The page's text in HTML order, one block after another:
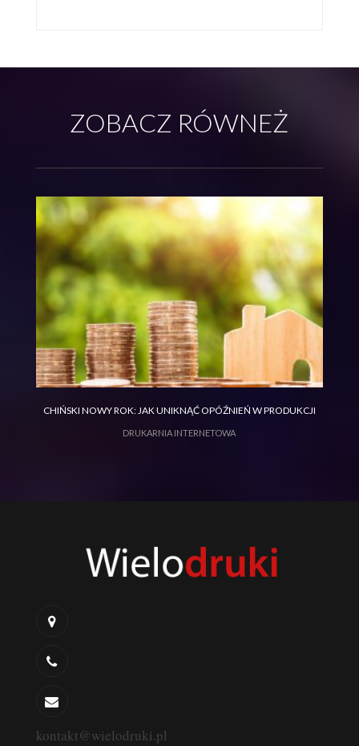
ZDOBYĆ KLIENTÓW?
ULOTKI REKLAMOWE
ZOBACZ RÓWNEŻ
CHIŃSKI NOWY ROK: JAK UNIKNĄĆ OPÓŹNIEŃ W PRODUKCJI
DRUKARNIA INTERNETOWA
kontakt@wielodruki.pl